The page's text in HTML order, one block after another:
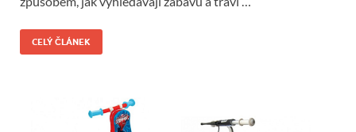
CELÝ ČLÁNEK